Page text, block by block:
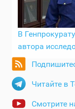
В
автора
Читайте в
Смотрите